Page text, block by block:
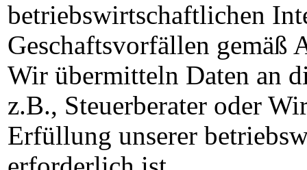
betriebswirtschaftlichen
Geschaftsvorfällen gemäß
Wir übermitteln Daten an
z.B., Steuerberater oder
Erfüllung unserer